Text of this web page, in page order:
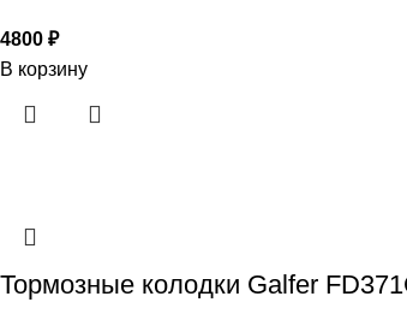
4800 ₽
В корзину
Тормозные колодки Galfer